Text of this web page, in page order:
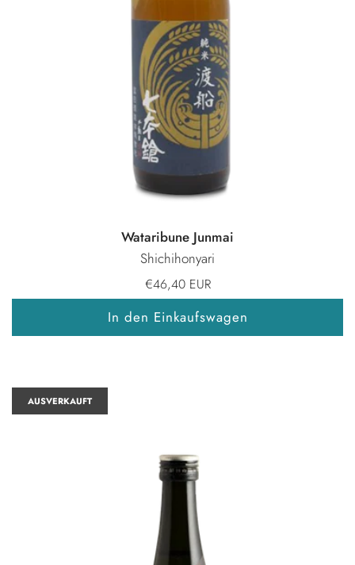
Wataribune Junmai
Shichihonyari
€46,40 EUR
In den Einkaufswagen
AUSVERKAUFT